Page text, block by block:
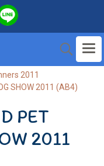
2011
SHOW 2011 (AB4)
PET
2011